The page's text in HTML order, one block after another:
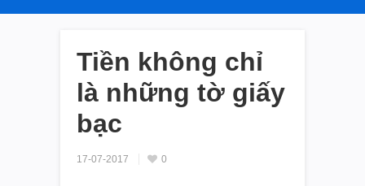
Tiền không chỉ
là những tờ giấy
bạc
17-07-2017 0